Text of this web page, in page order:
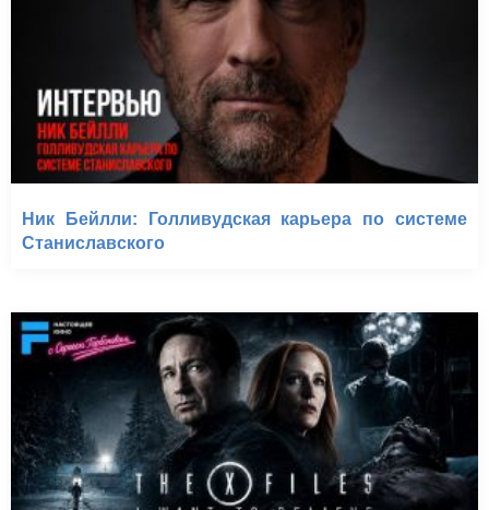
Ник Бейлли: Голливудская карьера по системе
Станиславского